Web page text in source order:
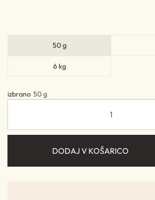
50 g
6 kg
izbrano 50 g
DODAJ V KOŠARICO